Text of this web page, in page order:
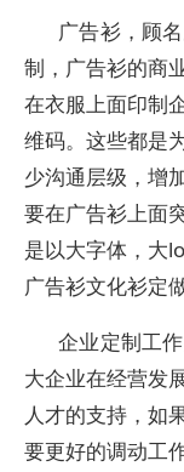
广告衫，顾
制，广告衫的商
在衣服上面印制
维码。这些都是
少沟通层级，增
要在广告衫上面
是以大字体，大
广告衫文化衫定
企业定制工
大企业在经营发
人才的支持，如
要更好的调动工